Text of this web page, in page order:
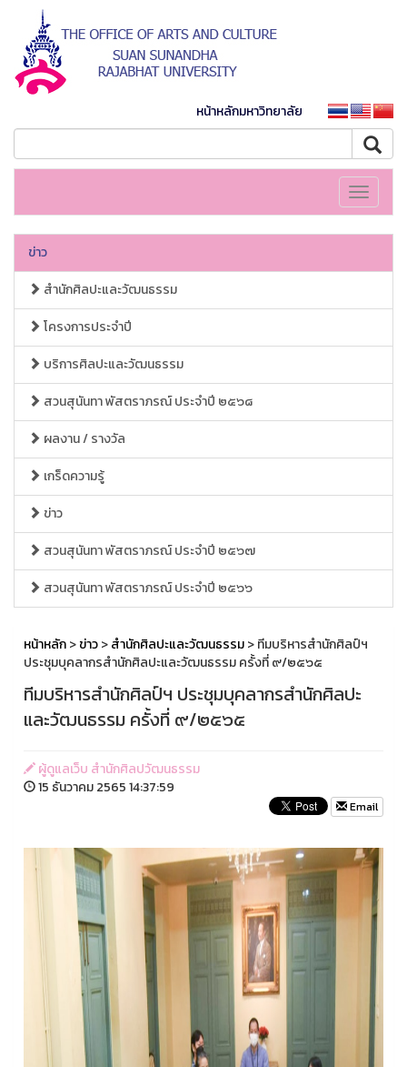
หน้าหลักมหาวิทยาลัย
Toggle
ข่าว
สำนักศิลปะและวัฒนธรรม
โครงการประจำปี
บริการศิลปะและวัฒนธรรม
สวนสุนันทา พัสตราภรณ์ ประจำปี ๒๕๖๘
ผลงาน / รางวัล
เกร็ดความรู้
ข่าว
สวนสุนันทา พัสตราภรณ์ ประจำปี ๒๕๖๗
สวนสุนันทา พัสตราภรณ์ ประจำปี ๒๕๖๖
หน้าหลัก>ข่าว>สำนักศิลปะและวัฒนธรรม> ทีมบริหารสำนักศิลป์ฯ
ประชุมบุคลากรสำนักศิลปะและวัฒนธรรม ครั้งที่ ๙/๒๕๖๕
ทีมบริหารสำนักศิลป์ฯ ประชุมบุคลากรสำนักศิลปะ
และวัฒนธรรม ครั้งที่ ๙/๒๕๖๕
ผู้ดูแลเว็บ สำนักศิลปวัฒนธรรม
15 ธันวาคม 2565 14:37:59
Email